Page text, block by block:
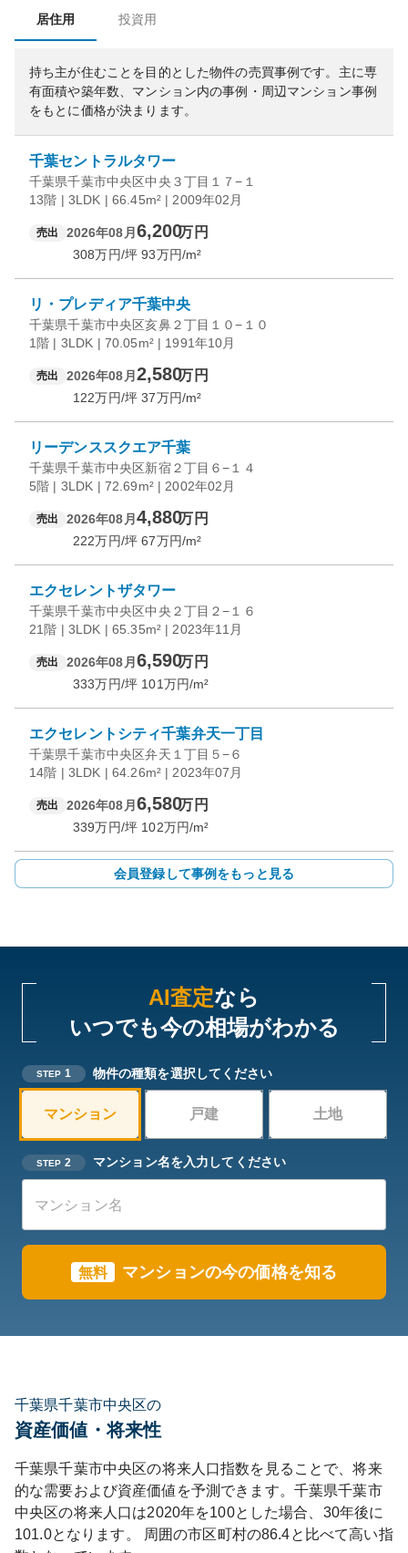
居住用 投資用
持ち主が住むことを目的とした物件の売買事例です。 主に専
有面積や築年数、マンション内の事例・周辺マンション事例
をもとに価格が決まります。
千葉セントラルタワー
千葉県千葉市中央区中央３丁目１７−１
13階 | 3LDK | 66.45m² | 2009年02月
売出 2026年08月 6,200万円
308万円/坪 93万円/m²
リ・プレディア千葉中央
千葉県千葉市中央区亥鼻２丁目１０−１０
1階 | 3LDK | 70.05m² | 1991年10月
売出 2026年08月 2,580万円
122万円/坪 37万円/m²
リーデンススクエア千葉
千葉県千葉市中央区新宿２丁目６−１４
5階 | 3LDK | 72.69m² | 2002年02月
売出 2026年08月 4,880万円
222万円/坪 67万円/m²
エクセレントザタワー
千葉県千葉市中央区中央２丁目２−１６
21階 | 3LDK | 65.35m² | 2023年11月
売出 2026年08月 6,590万円
333万円/坪 101万円/m²
エクセレントシティ千葉弁天一丁目
千葉県千葉市中央区弁天１丁目５−６
14階 | 3LDK | 64.26m² | 2023年07月
売出 2026年08月 6,580万円
339万円/坪 102万円/m²
会員登録して事例をもっと見る
AI査定なら
いつでも今の相場がわかる
STEP 1 物件の種類を選択してください
マンション 戸建 土地
STEP 2 マンション名を入力してください
無料 マンションの今の価格を知る
千葉県千葉市中央区の
資産価値・将来性
千葉県千葉市中央区の将来人口指数を見ることで、将来
的な需要および資産価値を予測できます。 千葉県千葉市
中央区の将来人口は2020年を100とした場合、30年後に
101.0となります。 周囲の市区町村の86.4と比べて高い指